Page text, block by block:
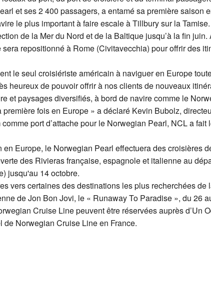
et ses 2 400 passagers, a entamé sa première saison
le plus important à faire escale à Tillbury sur la
de la Mer du Nord et de la Baltique jusqu’à la fin juin.
repositionné à Rome (Civitavecchia) pour offrir des
le seul croisiériste américain à naviguer en Europe
heureux de pouvoir offrir à nos clients de nouveaux
et paysages diversifiés, à bord de navire comme le
fois en Europe » a déclaré Kevin Bubolz,
port d’attache pour le Norwegian Pearl, NCL a
en Europe, le Norwegian Pearl effectuera des croisières
des Rivieras française, espagnole et italienne au
jusqu'au 14 octobre.
vers certaines des destinations les plus recherchées
de Jon Bon Jovi, le « Runaway To Paradise », du 26
Cruise Line peuvent être réservées auprès d’Un
de Norwegian Cruise Line en France.